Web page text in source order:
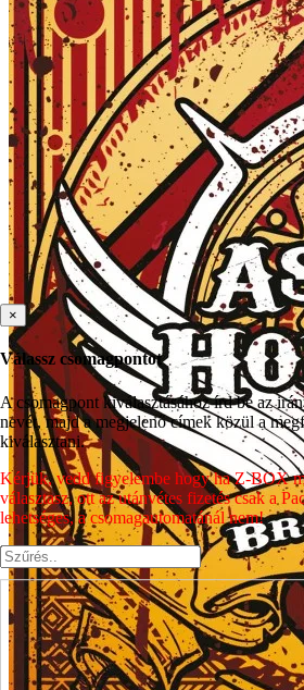
×
Válassz csomagpontot
A csomagpont kiválasztásához írd be az
nevét, majd a megjelenő címek közül a
kiválasztani.
Kérjük, vedd figyelembe hogy ha Z-BOX
választasz, ott az utánvétes fizetés csak a
lehetséges, a csomagautomatánál nem!